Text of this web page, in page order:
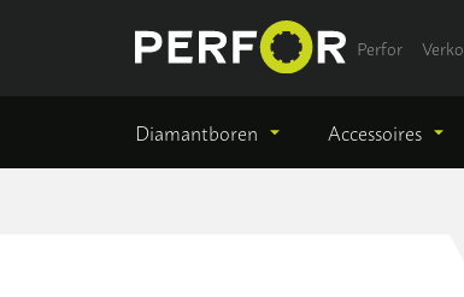
Perfor
Diamantboren Accessoires